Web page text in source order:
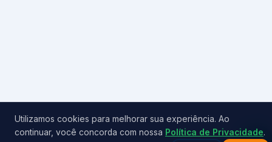
Utilizamos cookies para melhorar sua experiência. Ao
continuar, você concorda com nossa Política de Privacidade.